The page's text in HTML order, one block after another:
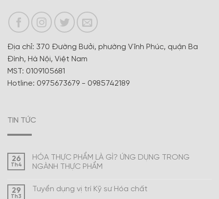
Địa chỉ: 370 Đường Bưởi, phường Vĩnh Phúc, quận Ba
Đình, Hà Nội, Việt Nam
MST: 0109105681
Hotline: 0975673679 - 0985742189
TIN TỨC
26
Th4
HÓA THỰC PHẨM LÀ GÌ? ỨNG DỤNG TRONG
NGÀNH THỰC PHẨM
29
Th3
Tuyển dụng vị trí Kỹ sư Hóa chất